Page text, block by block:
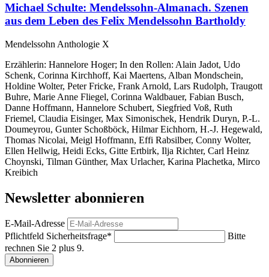
Michael Schulte: Mendelssohn-Almanach. Szenen
aus dem Leben des Felix Mendelssohn Bartholdy
Mendelssohn Anthologie X
Erzählerin: Hannelore Hoger; In den Rollen: Alain Jadot, Udo
Schenk, Corinna Kirchhoff, Kai Maertens, Alban Mondschein,
Holdine Wolter, Peter Fricke, Frank Arnold, Lars Rudolph, Traugott
Buhre, Marie Anne Fliegel, Corinna Waldbauer, Fabian Busch,
Danne Hoffmann, Hannelore Schubert, Siegfried Voß, Ruth
Friemel, Claudia Eisinger, Max Simonischek, Hendrik Duryn, P.-L.
Doumeyrou, Gunter Schoßböck, Hilmar Eichhorn, H.-J. Hegewald,
Thomas Nicolai, Meigl Hoffmann, Effi Rabsilber, Conny Wolter,
Ellen Hellwig, Heidi Ecks, Gitte Ertbirk, Ilja Richter, Carl Heinz
Choynski, Tilman Günther, Max Urlacher, Karina Plachetka, Mirco
Kreibich
Newsletter abonnieren
E-Mail-Adresse
Pflichtfeld Sicherheitsfrage*
Bitte
rechnen Sie 2 plus 9.
Abonnieren